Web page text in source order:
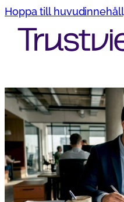
Hoppa till huvudinnehåll